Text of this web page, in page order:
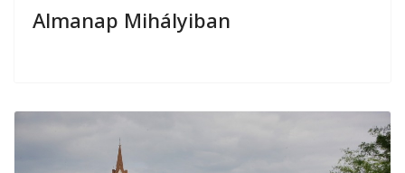
Almanap Mihályiban